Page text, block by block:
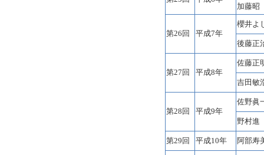
加藤昭
第26回 平成7年
櫻井よ
後藤正
第27回 平成8年
佐藤正
吉田敏
第28回 平成9年
佐野眞
野村進
第29回 平成10年 阿部寿